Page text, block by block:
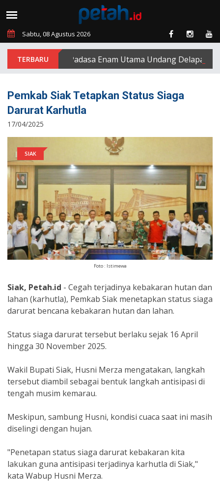
Sabtu, 08 Agustus 2026
PT Padasa Enam Utama Undang Delapan
Pemkab Siak Tetapkan Status Siaga
Darurat Karhutla
17/04/2025
SIAK
Foto : Istimewa
Siak, Petah.id - Cegah terjadinya kebakaran hutan dan
lahan (karhutla), Pemkab Siak menetapkan status siaga
darurat bencana kebakaran hutan dan lahan.
Status siaga darurat tersebut berlaku sejak 16 April
hingga 30 November 2025.
Wakil Bupati Siak, Husni Merza mengatakan, langkah
tersebut diambil sebagai bentuk langkah antisipasi di
tengah musim kemarau.
Meskipun, sambung Husni, kondisi cuaca saat ini masih
diselingi dengan hujan.
"Penetapan status siaga darurat kebakaran kita
lakukan guna antisipasi terjadinya karhutla di Siak,"
kata Wabup Husni Merza.